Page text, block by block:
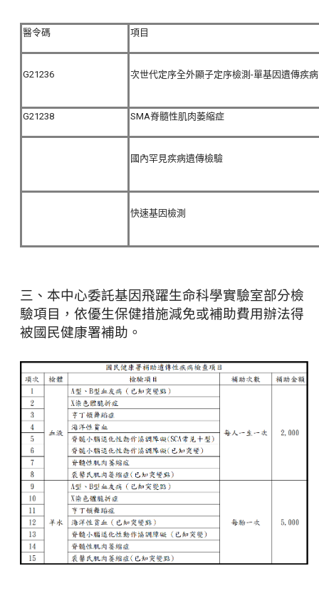
醫令碼 項目
G21236 次世代定序全外顯子定序檢測-單基因遺傳疾病
G21238 SMA脊髓性肌肉萎縮症
國內罕見疾病遺傳檢驗
快速基因檢測
三、本中心委託基因飛躍生命科學實驗室部分檢
驗項目，依優生保健措施減免或補助費用辦法得
被國民健康署補助。